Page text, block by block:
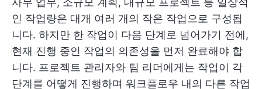
인 작업량은 대개 여러 개의 작은 작업으로 구성됩
니다. 하지만 한 작업이 다음 단계로 넘어가기 전에,
현재 진행 중인 작업의 의존성을 먼저 완료해야 합
니다. 프로젝트 관리자와 팀 리더에게는 작업이 각
단계를 어떻게 진행하며 워크플로우 내의 다른 작업